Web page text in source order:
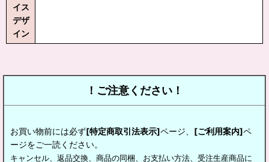
イス
デザ
イン
！ご注意ください！
お買い物前には必ず[特定商取引法表示]ページ、 [ご利用案内]ペ
ージをご一読ください。
キャンセル、返品交換、商品の同梱、お支払い方法、受注生産商品に